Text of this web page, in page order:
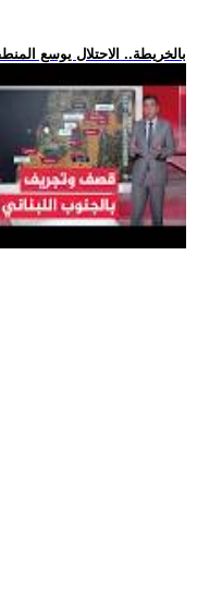
.. بالخريطة.. الاحتلال يوسع